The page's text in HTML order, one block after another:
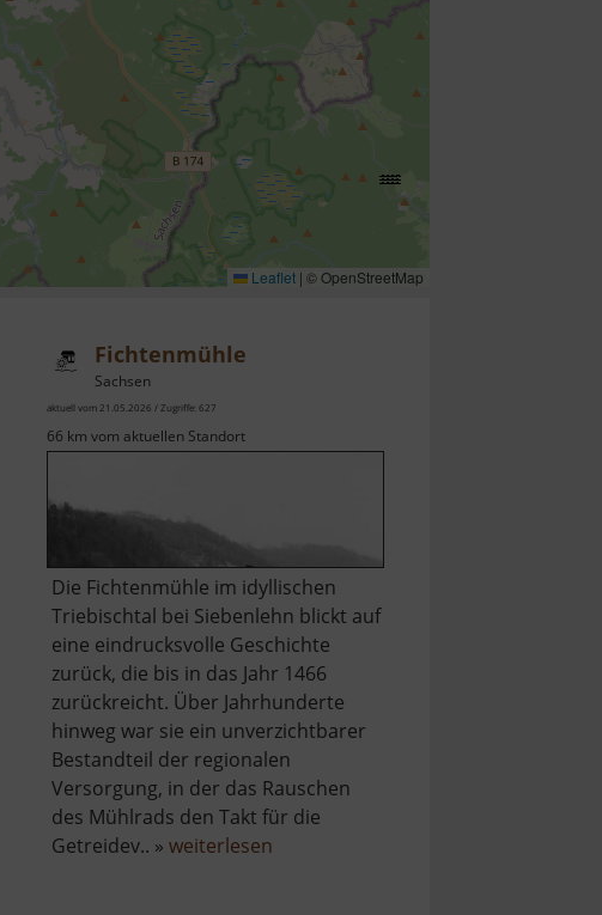
Leaflet | © OpenStreetMap
Fichtenmühle
Sachsen
aktuell vom 21.05.2026 / Zugriffe: 627
66 km vom aktuellen Standort
Die Fichtenmühle im idyllischen
Triebischtal bei Siebenlehn blickt auf
eine eindrucksvolle Geschichte
zurück, die bis in das Jahr 1466
zurückreicht. Über Jahrhunderte
hinweg war sie ein unverzichtbarer
Bestandteil der regionalen
Versorgung, in der das Rauschen
des Mühlrads den Takt für die
Getreidev.. » weiterlesenüber